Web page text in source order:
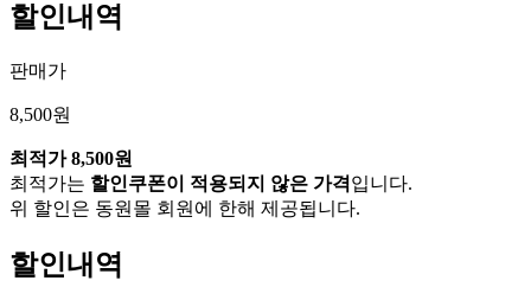
할인내역
판매가
8,500원
최적가 8,500원
최적가는 할인쿠폰이 적용되지 않은 가격입니다.
위 할인은 동원몰 회원에 한해 제공됩니다.
할인내역